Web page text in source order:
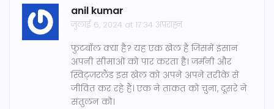
anil kumar
जुलाई 6, 2024 at 17:34 अपराह्न
फुटबॉल क्या है? यह एक खेल है जिसमें इंसान
अपनी सीमाओं को पार करता है। जर्मनी और
स्विट्ज़रलैंड इस खेल को अपने अपने तरीके से
जीवित कर रहे हैं। एक ने ताकत को चुना, दूसरे ने
संतुलन को।